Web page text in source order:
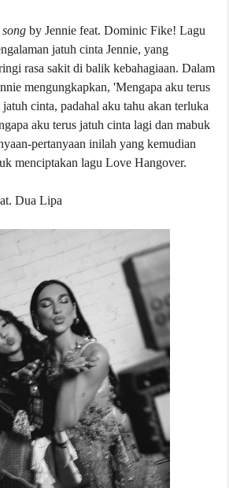
by Jennie feat. Dominic Fike! Lagu
jatuh cinta Jennie, yang
rasa sakit di balik kebahagiaan. Dalam
mengungkapkan, 'Mengapa aku terus
jatuh cinta, padahal aku tahu akan terluka
aku terus jatuh cinta lagi dan mabuk
pertanyaan inilah yang kemudian
menciptakan lagu Love Hangover.
Dua Lipa